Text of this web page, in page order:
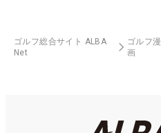
ゴルフ総合サイト ALBA
Net
ゴルフ漫
画